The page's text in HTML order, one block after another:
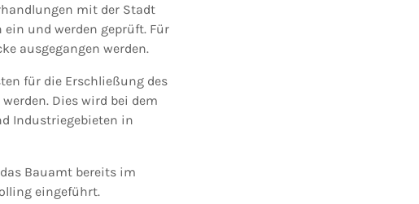
mit der Stadt
und werden geprüft. Für
ausgegangen werden.
für die Erschließung des
Dies wird bei dem
Industriegebieten in
Bauamt bereits im
eingeführt.